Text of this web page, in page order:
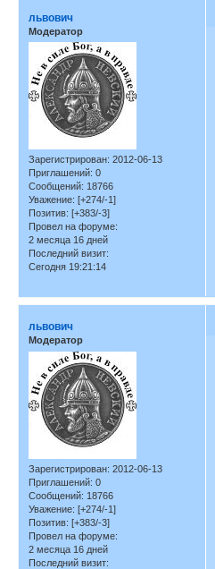
львович
Модератор
Зарегистрирован: 2012-06-13
Приглашений: 0
Сообщений: 18766
Уважение: [+274/-1]
Позитив: [+383/-3]
Провел на форуме:
2 месяца 16 дней
Последний визит:
Сегодня 19:21:14
львович
Модератор
Зарегистрирован: 2012-06-13
Приглашений: 0
Сообщений: 18766
Уважение: [+274/-1]
Позитив: [+383/-3]
Провел на форуме:
2 месяца 16 дней
Последний визит: